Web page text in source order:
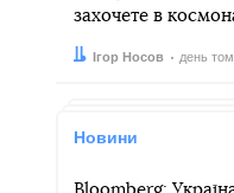
захочете в
Автор:Ігор Носов
Дата: день
Новини